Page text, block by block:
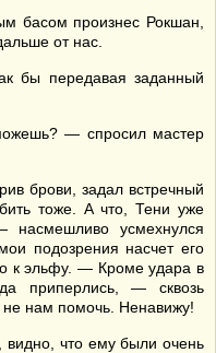
басом произнес Рокшан,
от нас.
бы передавая заданный
— спросил мастер
брови, задал встречный
тоже. А что, Тени уже
усмехнулся
подозрения насчет его
к эльфу. — Кроме удара в
приперлись, — сквозь
нам помочь. Ненавижу!
видно, что ему были очень